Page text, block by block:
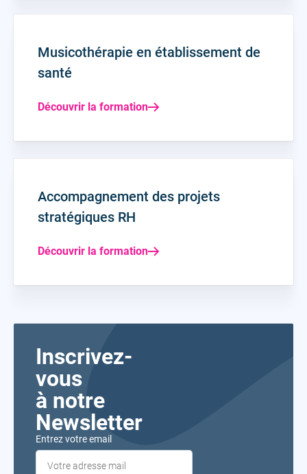
Musicothérapie en établissement de
santé
Découvrir la formation
Accompagnement des projets
stratégiques RH
Découvrir la formation
Inscrivez-
vous
à notre
Newsletter
Entrez votre email